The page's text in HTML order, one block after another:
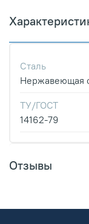
Сталь
Нержавеющая
ТУ/ГОСТ
14162-79
Отзывы